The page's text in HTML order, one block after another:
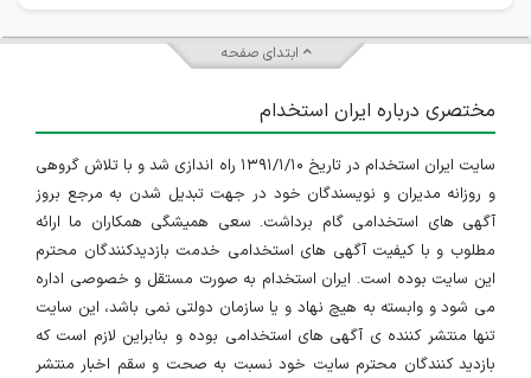
استخدام کارمند آقا جهت کار در دفتر شرکت کشتیرانی در بندرعباس
۴ سال پیش منقضی شده
استخدام کارمند آقا جهت کار در دفتر شرکت کشتیرانی در بندرعباس
هرمزگان
۴ سال پیش منقضی شده
استخدام کارمند آقا جهت کار در دفتر شرکت کشتیرانی
هرمزگان
ابتدای صفحه
مختصری درباره ایران استخدام
سایت ایران استخدام در تاریخ ۱۳۹۱/۱/۱۰ راه اندازی شد و با تلاش گروهی
و روزانه مدیران و نویسندگان خود در جهت تبدیل شدن به مرجع بروز
آگهی های استخدامی گام برداشت. سعی همیشگی همکاران ما ارائه
مطلوب و با کیفیت آگهی های استخدامی خدمت بازدیدکنندگان محترم
این سایت بوده است. ایران استخدام به صورت مستقل و خصوصی اداره
می شود و وابسته به هیچ نهاد و یا سازمان دولتی نمی باشد، این سایت
تنها منتشر کننده ی آگهی های استخدامی بوده و بنابراین لازم است که
بازدید کنندگان محترم سایت خود نسبت به صحت و سقم اخبار منتشر